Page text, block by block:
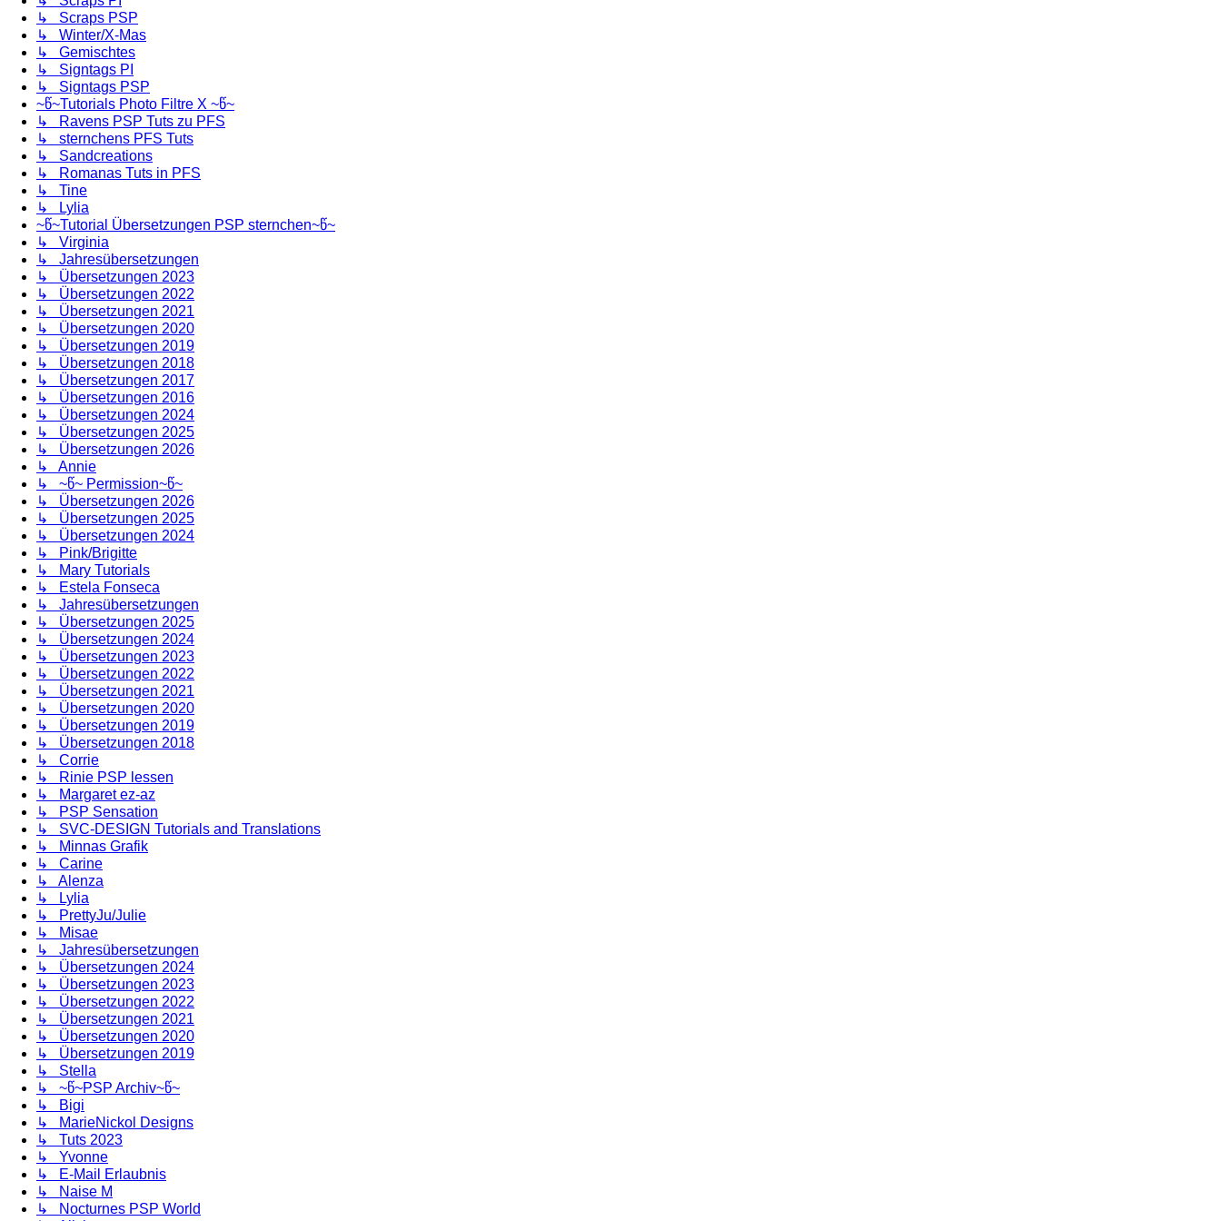
↳ Scraps PSP
↳ Winter/X-Mas
↳ Gemischtes
↳ Signtags PI
↳ Signtags PSP
~წ~Tutorials Photo Filtre X ~წ~
↳ Ravens PSP Tuts zu PFS
↳ sternchens PFS Tuts
↳ Sandcreations
↳ Romanas Tuts in PFS
↳ Tine
↳ Lylia
~წ~Tutorial Übersetzungen PSP sternchen~წ~
↳ Virginia
↳ Jahresübersetzungen
↳ Übersetzungen 2023
↳ Übersetzungen 2022
↳ Übersetzungen 2021
↳ Übersetzungen 2020
↳ Übersetzungen 2019
↳ Übersetzungen 2018
↳ Übersetzungen 2017
↳ Übersetzungen 2016
↳ Übersetzungen 2024
↳ Übersetzungen 2025
↳ Übersetzungen 2026
↳ Annie
↳ ~წ~ Permission~წ~
↳ Übersetzungen 2026
↳ Übersetzungen 2025
↳ Übersetzungen 2024
↳ Pink/Brigitte
↳ Mary Tutorials
↳ Estela Fonseca
↳ Jahresübersetzungen
↳ Übersetzungen 2025
↳ Übersetzungen 2024
↳ Übersetzungen 2023
↳ Übersetzungen 2022
↳ Übersetzungen 2021
↳ Übersetzungen 2020
↳ Übersetzungen 2019
↳ Übersetzungen 2018
↳ Corrie
↳ Rinie PSP lessen
↳ Margaret ez-az
↳ PSP Sensation
↳ SVC-DESIGN Tutorials and Translations
↳ Minnas Grafik
↳ Carine
↳ Alenza
↳ Lylia
↳ PrettyJu/Julie
↳ Misae
↳ Jahresübersetzungen
↳ Übersetzungen 2024
↳ Übersetzungen 2023
↳ Übersetzungen 2022
↳ Übersetzungen 2021
↳ Übersetzungen 2020
↳ Übersetzungen 2019
↳ Stella
↳ ~წ~PSP Archiv~წ~
↳ Bigi
↳ MarieNickol Designs
↳ Tuts 2023
↳ Yvonne
↳ E-Mail Erlaubnis
↳ Naise M
↳ Nocturnes PSP World